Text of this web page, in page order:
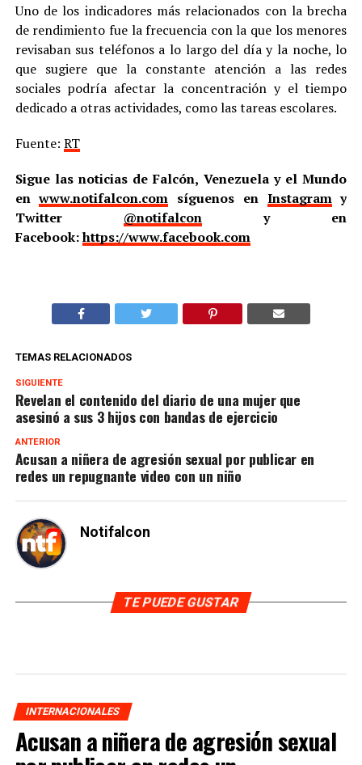
Uno de los indicadores más relacionados con la brecha
de rendimiento fue la frecuencia con la que los menores
revisaban sus teléfonos a lo largo del día y la noche, lo
que sugiere que la constante atención a las redes
sociales podría afectar la concentración y el tiempo
dedicado a otras actividades, como las tareas escolares.
Fuente: RT
Sigue las noticias de Falcón, Venezuela y el Mundo
enwww.notifalcon.com síguenos en Instagramy
Twitter @notifalcony en
Facebook:https://www.facebook.com
TEMAS RELACIONADOS
SIGUIENTE
Revelan el contenido del diario de una mujer que
asesinó a sus 3 hijos con bandas de ejercicio
ANTERIOR
Acusan a niñera de agresión sexual por publicar en
redes un repugnante video con un niño
Notifalcon
TE PUEDE GUSTAR
INTERNACIONALES
Acusan a niñera de agresión sexual